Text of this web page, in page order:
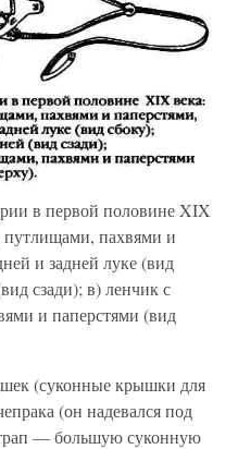
в первой половине XIX
путлищами, пахвями и
и задней луке (вид
сзади); в) ленчик с
и паперстями (вид
(суконные крышки для
(он надевался под
— большую суконную